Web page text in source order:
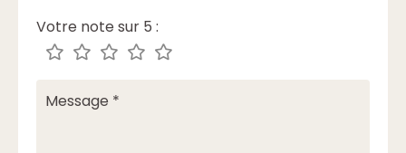
Votre note sur 5 :